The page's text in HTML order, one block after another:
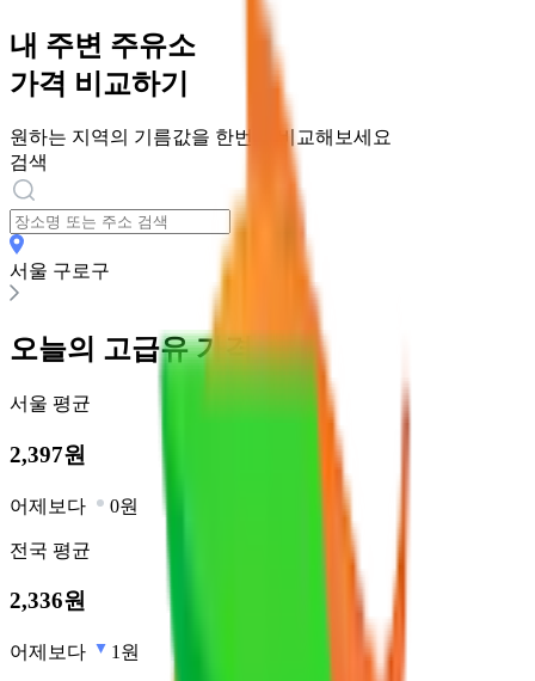
내 주변 주유소
가격 비교하기
원하는 지역의 기름값을 한번에 비교해보세요
검색
서울 구로구
오늘의 고급유가격
서울 평균
2,397원
어제보다 0원
전국 평균
2,336원
어제보다 1원